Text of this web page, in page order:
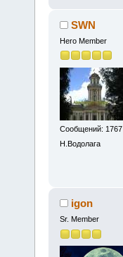
SWN
Hero Member
Сообщений: 1767
Н.Водолага
igon
Sr. Member